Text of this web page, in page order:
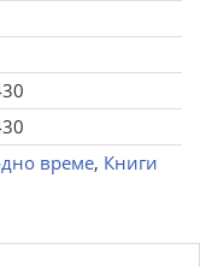
време, Книги